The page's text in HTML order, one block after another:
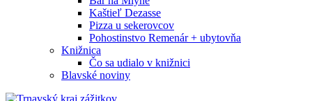
Kaštieľ Dezasse
Pizza u sekerovcov
Pohostinstvo Remenár + ubytovňa
Knižnica
Čo sa udialo v knižnici
Blavské noviny